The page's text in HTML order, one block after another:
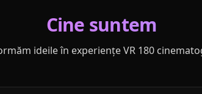
Cine suntem
ideile în experiențe VR 180